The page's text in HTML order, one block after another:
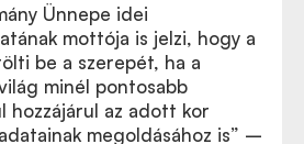
Ünnepe idei
mottója is jelzi, hogy a
be a szerepét, ha a
minél pontosabb
hozzájárul az adott kor
megoldásához is” –